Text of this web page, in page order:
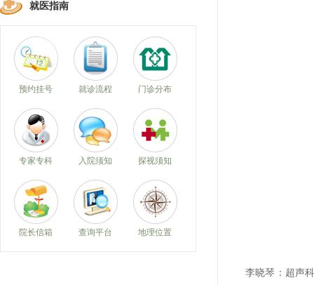
就医指南
预约挂号 就诊流程 门诊分布
专家专科 入院须知 探视须知
院长信箱 查询平台 地理位置
李晓琴： 超声